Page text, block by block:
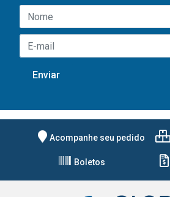
Acompanhe seu pedido
Boletos